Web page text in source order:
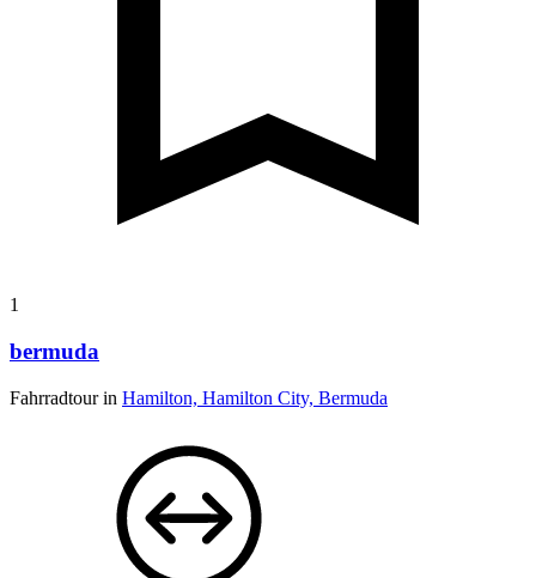
1
bermuda
Fahrradtour in Hamilton, Hamilton City, Bermuda